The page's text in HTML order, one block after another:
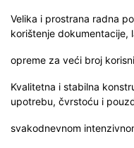
Velika i prostrana radna
korištenje dokumentacije,
opreme za veći broj
Kvalitetna i stabilna
upotrebu, čvrstoću i
svakodnevnom